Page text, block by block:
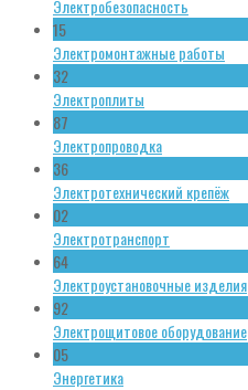
Электробезопасность
15
Электромонтажные работы
32
Электроплиты
87
Электропроводка
36
Электротехнический крепёж
02
Электротранспорт
64
Электроустановочные изделия
92
Электрощитовое оборудование
05
Энергетика